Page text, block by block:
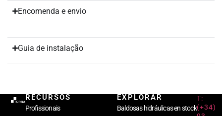
Encomenda e envio
Guia de instalação
RECURSOS
Profissionais
EXPLORAR
Baldosas hidráulicas en stock
T:
(+34)